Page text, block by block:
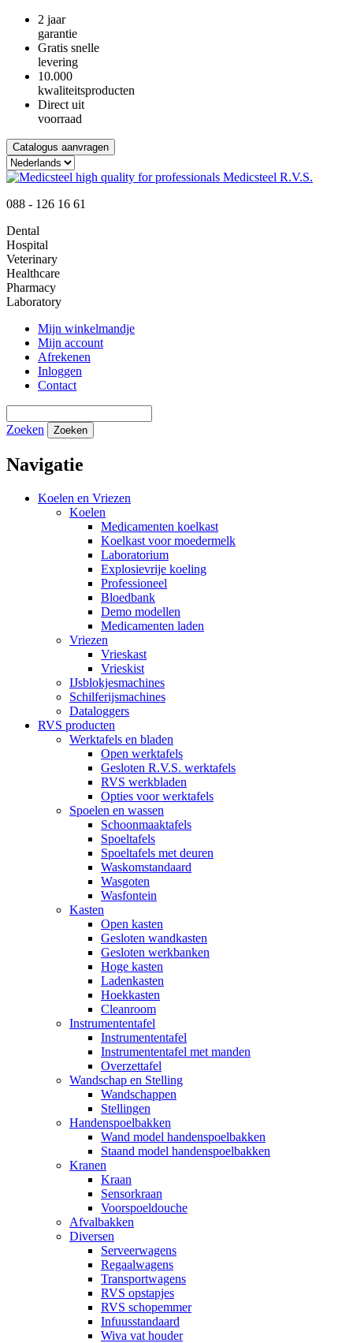
2 jaar
garantie
Gratis snelle
levering
10.000
kwaliteitsproducten
Direct uit
voorraad
Catalogus aanvragen
088 - 126 16 61
Dental
Hospital
Veterinary
Healthcare
Pharmacy
Laboratory
Mijn winkelmandje
Mijn account
Afrekenen
Inloggen
Contact
Zoeken Zoeken
Navigatie
Koelen en Vriezen
Koelen
Medicamenten koelkast
Koelkast voor moedermelk
Laboratorium
Explosievrije koeling
Professioneel
Bloedbank
Demo modellen
Medicamenten laden
Vriezen
Vrieskast
Vrieskist
IJsblokjesmachines
Schilferijsmachines
Dataloggers
RVS producten
Werktafels en bladen
Open werktafels
Gesloten R.V.S. werktafels
RVS werkbladen
Opties voor werktafels
Spoelen en wassen
Schoonmaaktafels
Spoeltafels
Spoeltafels met deuren
Waskomstandaard
Wasgoten
Wasfontein
Kasten
Open kasten
Gesloten wandkasten
Gesloten werkbanken
Hoge kasten
Ladenkasten
Hoekkasten
Cleanroom
Instrumententafel
Instrumententafel
Instrumententafel met manden
Overzettafel
Wandschap en Stelling
Wandschappen
Stellingen
Handenspoelbakken
Wand model handenspoelbakken
Staand model handenspoelbakken
Kranen
Kraan
Sensorkraan
Voorspoeldouche
Afvalbakken
Diversen
Serveerwagens
Regaalwagens
Transportwagens
RVS opstapjes
RVS schopemmer
Infuusstandaard
Wiva vat houder